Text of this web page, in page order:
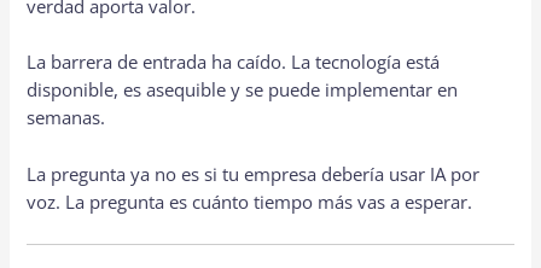
verdad aporta valor.
La barrera de entrada ha caído. La tecnología está
disponible, es asequible y se puede implementar en
semanas.
La pregunta ya no es si tu empresa debería usar IA por
voz. La pregunta es cuánto tiempo más vas a esperar.